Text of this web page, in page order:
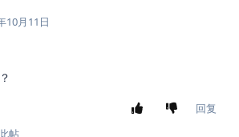
10月11日
回复
帖